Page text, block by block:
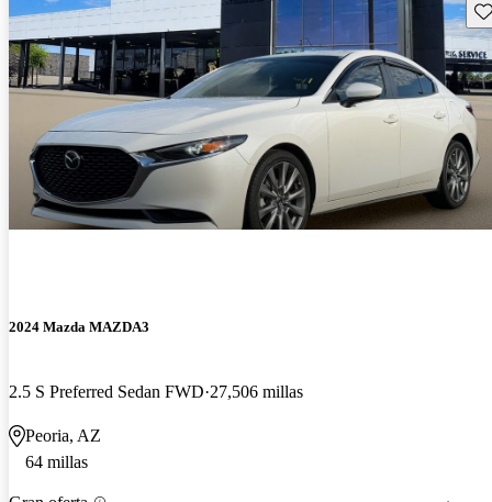
2024 Mazda MAZDA3
2.5 S Preferred Sedan FWD 27,506 millas
Peoria, AZ
64 millas